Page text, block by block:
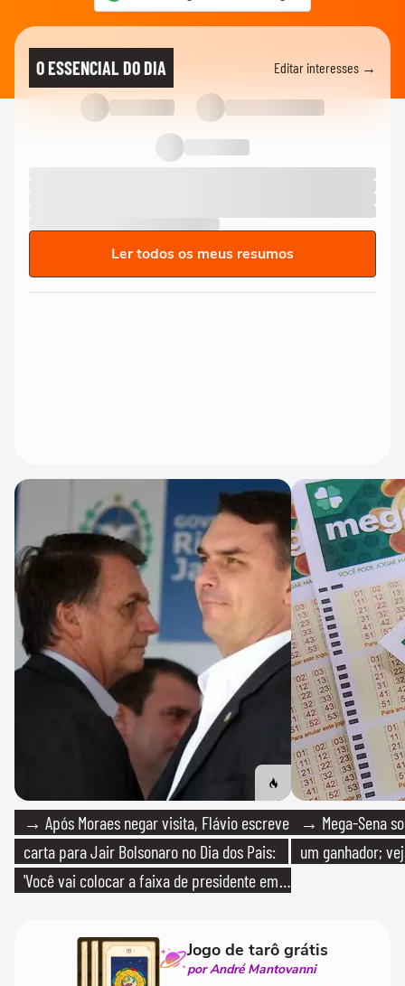
O ESSENCIAL DO DIA Editar interesses →
Ler todos os meus resumos
→ Após Moraes negar visita, Flávio escreve
carta para Jair Bolsonaro no Dia dos Pais:
'Você vai colocar a faixa de presidente em
→ Mega-Sena
um ganhador;
Jogo de tarô grátis
por André Mantovanni